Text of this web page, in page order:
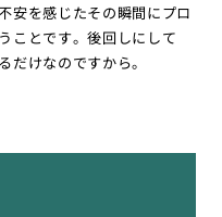
安を感じたその瞬間にプロ
ことです。後回しにして
だけなのですから。